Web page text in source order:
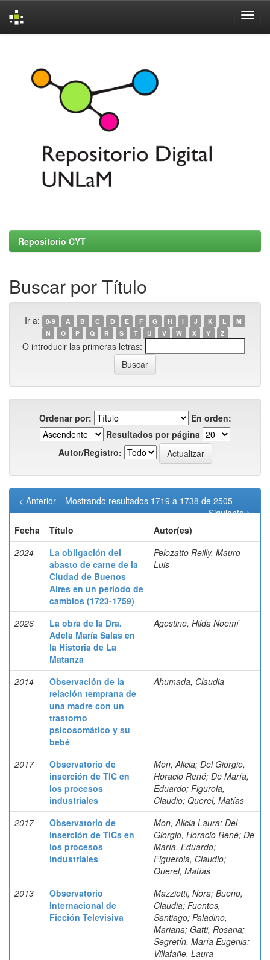
Repositorio CYT
Buscar por Título
Ir a: 0-9 A B C D E F G H I J K L
M
N
O P Q R S T U V W X Y Z
O introducir las primeras letras:
Ordenar por:
En orden:
Resultados por página
Autor/Registro:
Mostrando resultados 1719 a 1738 de 2505
< Anterior
Siguiente >
Fecha
Título
Autor(es)
2024
La obligación del
abasto de carne de la
Ciudad de Buenos
Aires en un período de
cambios (1723-1759)
Pelozatto Reilly, Mauro
Luis
2026
La obra de la Dra.
Adela María Salas en
la Historia de La
Matanza
Agostino, Hilda Noemí
2014
Observación de la
relación temprana de
una madre con un
trastorno
psicosomático y su
bebé
Ahumada, Claudia
2017
Observatorio de
inserción de TIC en
los procesos
industriales
Mon, Alicia; Del Giorgio,
Horacio René; De María,
Eduardo; Figurola,
Claudio; Querel, Matías
2017
Observatorio de
inserción de TICs en
los procesos
industriales
Mon, Alicia Laura; Del
Giorgio, Horacio René; De
María, Eduardo;
Figuerola, Claudio;
Querel, Matías
2013
Observatorio
Internacional de
Ficción Televisiva
Mazziotti, Nora; Bueno,
Claudia; Fuentes,
Santiago; Paladino,
Mariana; Gatti, Rosana;
Segretín, María Eugenia;
Villafañe, Laura